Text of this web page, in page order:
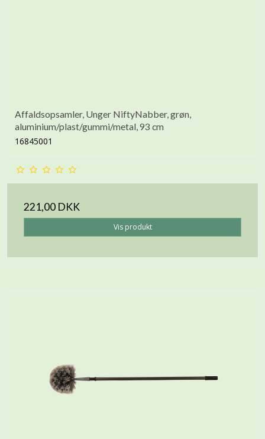
Affaldsopsamler, Unger NiftyNabber, grøn,
aluminium/plast/gummi/metal, 93 cm
16845001
221,00 DKK
Vis produkt